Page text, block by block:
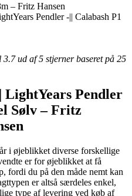
– Fritz Hansen
Pendler -|| Calabash P1
3.7 ud af 5 stjerner baseret på 25
LightYears Pendler
Sølv – Fritz
i øjeblikket diverse forskellige
er for øjeblikket at få
fordi du på den måde nemt kan
er altså særdeles enkel,
type af levering ved køb af